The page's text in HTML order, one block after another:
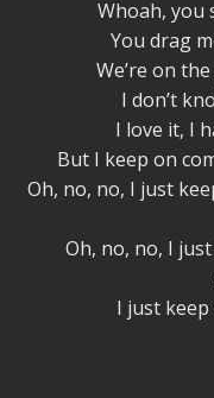
Whoah, you
You drag
We’re on
I don’t
I love it, I
But I keep on
Oh, no, no, I just
Oh, no, no, I
I just